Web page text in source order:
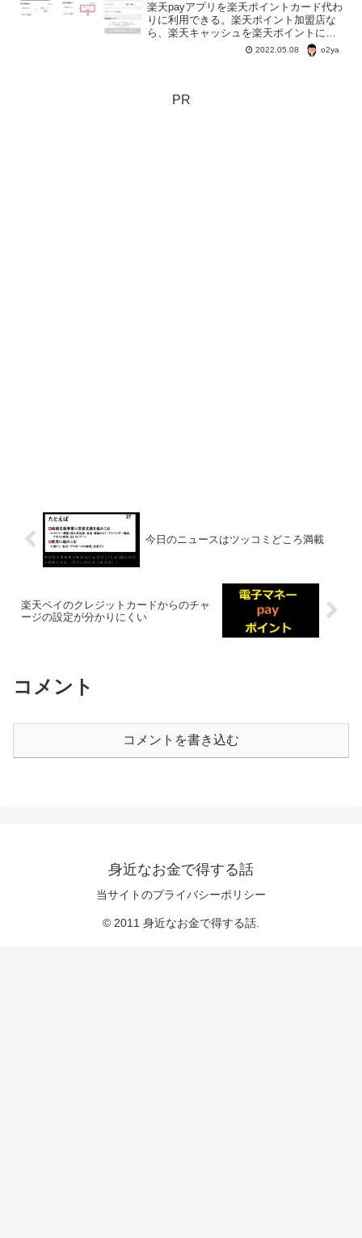
楽天payアプリを楽天ポイントカード代わ
りに利用できる。楽天ポイント加盟店な
ら、楽天キャッシュを楽天ポイントに替
えて利用したり、ポイントだけためて、
支払いはバーコード決済にしたりもでき
2022.05.08 o2ya
PR
今日のニュースはツッコミどころ満載
楽天ペイのクレジットカードからのチャ
ージの設定が分かりにくい
コメント
コメントを書き込む
身近なお金で得する話
当サイトのプライバシーポリシー
© 2011 身近なお金で得する話.